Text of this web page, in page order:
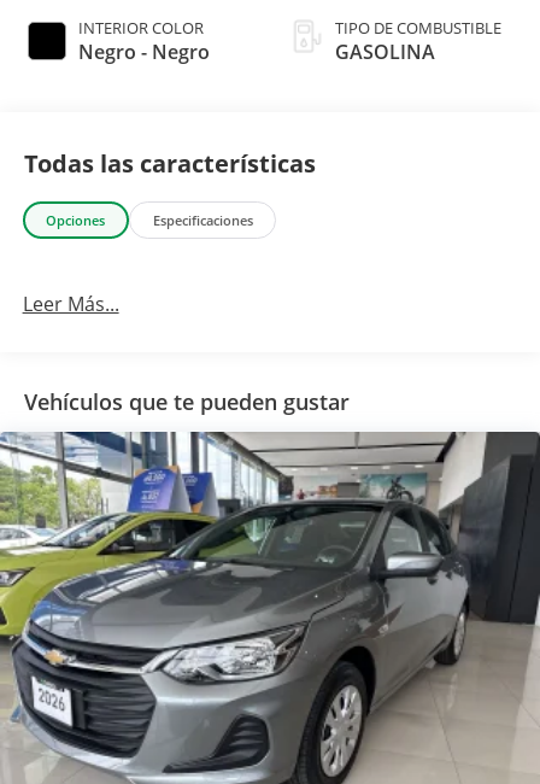
INTERIOR COLOR
Negro - Negro
TIPO DE COMBUSTIBLE
GASOLINA
Todas las características
Opciones Especificaciones
Leer Más...
Vehículos que te pueden gustar